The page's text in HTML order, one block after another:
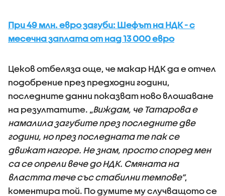
При 49 млн. евро загуби: Шефът на НДК - с
месечна заплата от над 13 000 евро
Цеков отбеляза още, че макар НДК да е отчел
подобрение през предходни години,
последните данни показват ново влошаване
на резултатите. „Виждам, че Татарова е
намалила загубите през последните две
години, но през последната те пак се
движат нагоре. Не знам, просто според мен
са се опрели вече до НДК. Смяната на
властта тече със стабилни темпове”,
коментира той. По думите му случващото се